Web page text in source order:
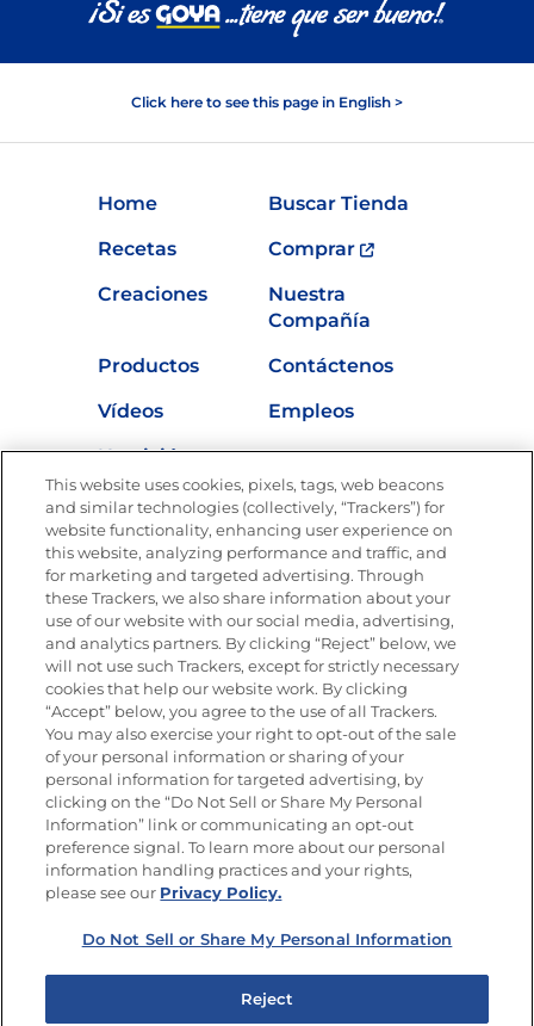
Click here to see this page in English >
Home
Buscar Tienda
Recetas
Comprar
Creaciones
Nuestra
Compañía
Productos
Contáctenos
Vídeos
Empleos
Nutrición
Únete a La Cocina Goya®
Recibe Nuevas Recetas, Ofertas Especiales y
Promociones
SÍGUENOS EN LAS REDES SOCIALES
Mapa del sitioPolítica de privacidad
Limitar el uso de mis datos personales sensibles
No vender ni compartir mis datos personales
Copyright © 2026 Goya Foods, Inc. Todos los derechos reservados.
This website uses cookies, pixels, tags, web beacons
and similar technologies (collectively, “Trackers”) for
website functionality, enhancing user experience on
this website, analyzing performance and traffic, and
for marketing and targeted advertising. Through
these Trackers, we also share information about your
use of our website with our social media, advertising,
and analytics partners. By clicking “Reject” below, we
will not use such Trackers, except for strictly necessary
cookies that help our website work. By clicking
“Accept” below, you agree to the use of all Trackers.
You may also exercise your right to opt-out of the sale
of your personal information or sharing of your
personal information for targeted advertising, by
clicking on the “Do Not Sell or Share My Personal
Information” link or communicating an opt-out
preference signal. To learn more about our personal
information handling practices and your rights,
please see our Privacy Policy.
Do Not Sell or Share My Personal Information
Reject